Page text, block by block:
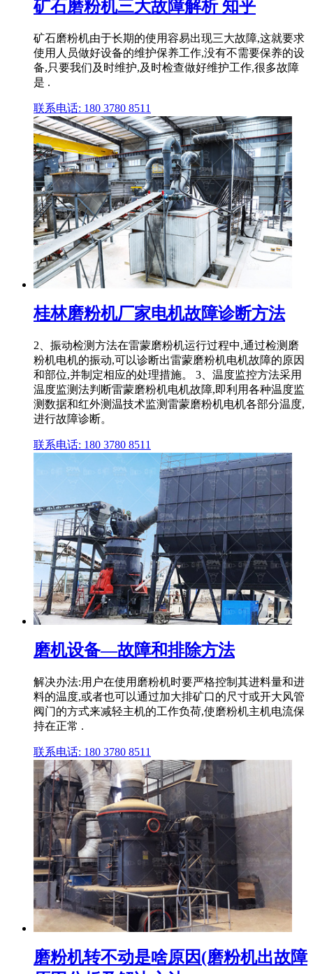
矿石磨粉机三大故障解析 知乎
矿石磨粉机由于长期的使用容易出现三大故障,这就要求
使用人员做好设备的维护保养工作,没有不需要保养的设
备,只要我们及时维护,及时检查做好维护工作,很多故障
是 .
联系电话: 180 3780 8511
桂林磨粉机厂家电机故障诊断方法
2、振动检测方法在雷蒙磨粉机运行过程中,通过检测磨
粉机电机的振动,可以诊断出雷蒙磨粉机电机故障的原因
和部位,并制定相应的处理措施。 3、温度监控方法采用
温度监测法判断雷蒙磨粉机电机故障,即利用各种温度监
测数据和红外测温技术监测雷蒙磨粉机电机各部分温度,
进行故障诊断。
联系电话: 180 3780 8511
磨机设备—故障和排除方法
解决办法:用户在使用磨粉机时要严格控制其进料量和进
料的温度,或者也可以通过加大排矿口的尺寸或开大风管
阀门的方式来减轻主机的工作负荷,使磨粉机主机电流保
持在正常 .
联系电话: 180 3780 8511
磨粉机转不动是啥原因(磨粉机出故障